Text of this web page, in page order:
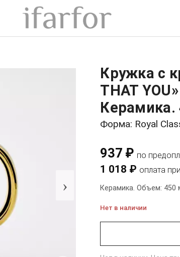
›
Кружка с
THAT
Керамика.
Форма: Royal
937 ₽ по
1 018 ₽ оплата
Керамика. Объем: 450
Нет в наличии